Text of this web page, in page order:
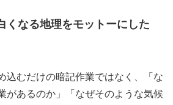
くなる地理をモットーにした
込むだけの暗記作業ではなく、「な
があるのか」「なぜそのような気候